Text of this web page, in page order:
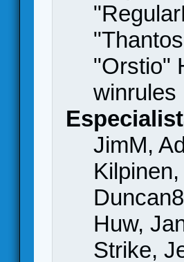
"Orstio"
winrules
JimM,
Huw,
Strike,